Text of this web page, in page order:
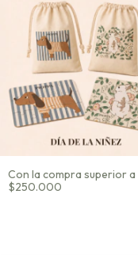
Con la compra superior a
$250.000